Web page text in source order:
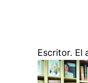
Escritor. El